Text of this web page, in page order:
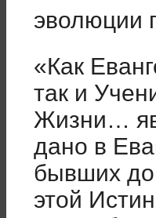
эволюции
«Как
так и
Жизни…
дано в
бывших до
этой